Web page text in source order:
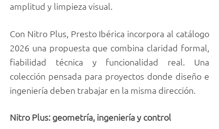
amplitud y limpieza visual.
Con Nitro Plus, Presto Ibérica incorpora al catálogo
2026 una propuesta que combina claridad formal,
fiabilidad técnica y funcionalidad real. Una
colección pensada para proyectos donde diseño e
ingeniería deben trabajar en la misma dirección.
Nitro Plus: geometría, ingeniería y control